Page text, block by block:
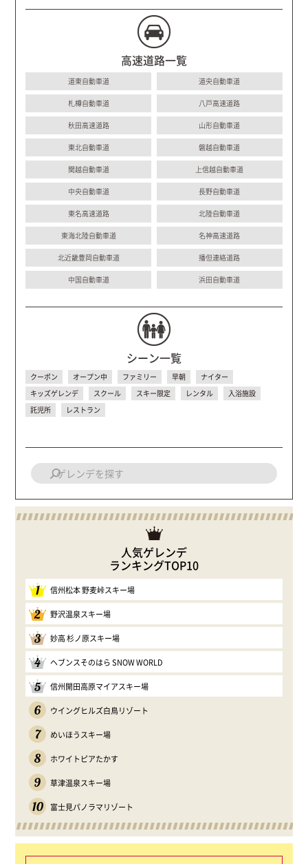
高速道路一覧
道東自動車道 道央自動車道
札樽自動車道 八戸高速道路
秋田高速道路 山形自動車道
東北自動車道 磐越自動車道
関越自動車道 上信越自動車道
中央自動車道 長野自動車道
東名高速道路 北陸自動車道
東海北陸自動車道 名神高速道路
北近畿豊岡自動車道 播但連絡道路
中国自動車道 浜田自動車道
シーン一覧
クーポン オープン中 ファミリー 早朝
ナイター
キッズゲレンデ
スクール スキー限定 レンタル
入浴施設
託児所
レストラン
人気ゲレンデ
ランキングTOP10
1 信州松本 野麦峠スキー場
2 野沢温泉スキー場
3 妙高 杉ノ原スキー場
4 ヘブンスそのはら SNOW WORLD
5 信州開田高原マイアスキー場
6 ウイングヒルズ白鳥リゾート
7 めいほうスキー場
8 ホワイトピアたかす
9 草津温泉スキー場
10 富士見パノラマリゾート